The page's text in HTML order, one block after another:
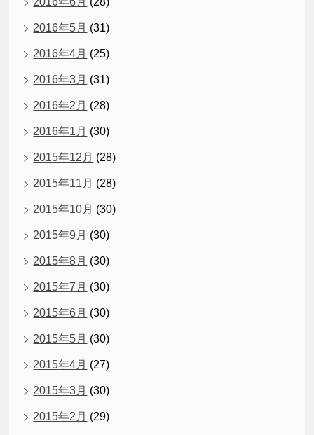
2016年5月 (31)
2016年4月 (25)
2016年3月 (31)
2016年2月 (28)
2016年1月 (30)
2015年12月 (28)
2015年11月 (28)
2015年10月 (30)
2015年9月 (30)
2015年8月 (30)
2015年7月 (30)
2015年6月 (30)
2015年5月 (30)
2015年4月 (27)
2015年3月 (30)
2015年2月 (29)